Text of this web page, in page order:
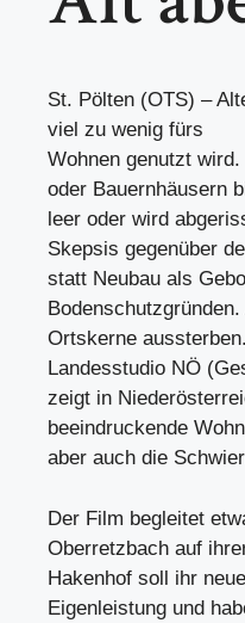
St. Pölten (OTS) –
viel zu wenig fürs
Wohnen genutzt
oder Bauernhäusern
leer oder wird
Skepsis gegenüber
statt Neubau als
Ortskerne
Landesstudio NÖ
zeigt in
beeindruckende
aber auch die
Der Film begleitet
Oberretzbach auf
Hakenhof soll ihr
Eigenleistung und